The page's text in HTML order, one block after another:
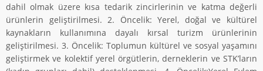
dahil olmak üzere kısa tedarik zincirlerinin ve katma değerli
ürünlerin geliştirilmesi. 2. Öncelik: Yerel, doğal ve kültürel
kaynakların kullanımına dayalı kırsal turizm ürünlerinin
geliştirilmesi. 3. Öncelik: Toplumun kültürel ve sosyal yaşamını
geliştirmek ve kolektif yerel örgütlerin, derneklerin ve STK’ların